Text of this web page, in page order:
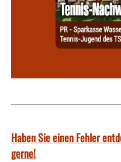
Haben Sie einen Fehler
gerne!